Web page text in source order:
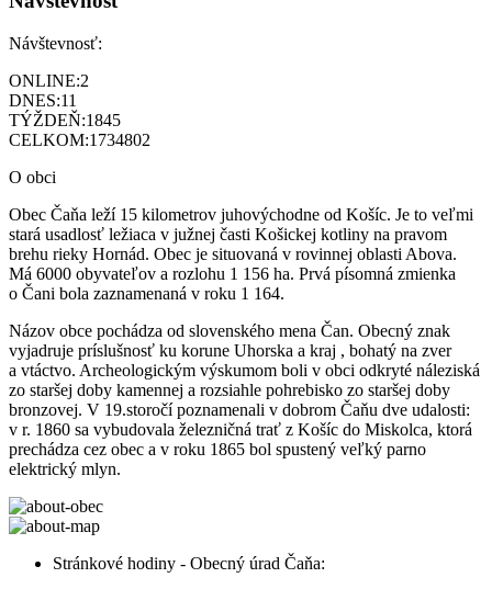
Návštevnosť:
ONLINE:2
DNES:11
TÝŽDEŇ:1845
CELKOM:1734802
O obci
Obec Čaňa leží 15 kilometrov juhovýchodne od Košíc. Je to veľmi
stará usadlosť ležiaca v južnej časti Košickej kotliny na pravom
brehu rieky Hornád. Obec je situovaná v rovinnej oblasti Abova.
Má 6000 obyvateľov a rozlohu 1 156 ha. Prvá písomná zmienka
o Čani bola zaznamenaná v roku 1 164.
Názov obce pochádza od slovenského mena Čan. Obecný znak
vyjadruje príslušnosť ku korune Uhorska a kraj , bohatý na zver
a vtáctvo. Archeologickým výskumom boli v obci odkryté náleziská
zo staršej doby kamennej a rozsiahle pohrebisko zo staršej doby
bronzovej. V 19.storočí poznamenali v dobrom Čaňu dve udalosti:
v r. 1860 sa vybudovala železničná trať z Košíc do Miskolca, ktorá
prechádza cez obec a v roku 1865 bol spustený veľký parno
elektrický mlyn.
Stránkové hodiny - Obecný úrad Čaňa: